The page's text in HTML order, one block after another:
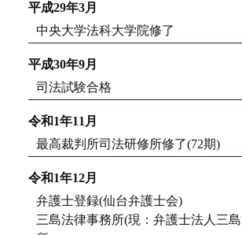
平成29年3月
中央大学法科大学院修了
平成30年9月
司法試験合格
令和1年11月
最高裁判所司法研修所修了(72期)
令和1年12月
弁護士登録(仙台弁護士会)
三島法律事務所(現：弁護士法人三